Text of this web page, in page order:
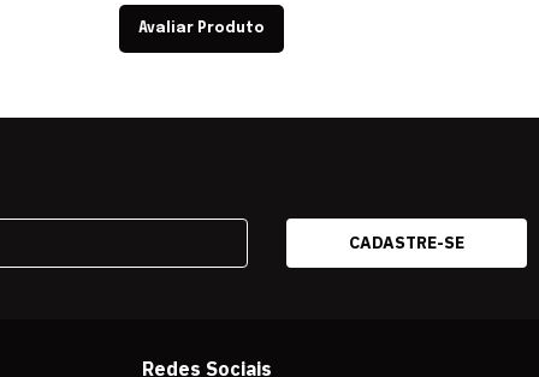
Avaliar Produto
Redes Sociais